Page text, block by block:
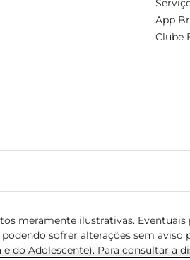
App
Clube
meramente ilustrativas. Eventuais
sofrer alterações sem aviso
e do Adolescente). Para consultar a